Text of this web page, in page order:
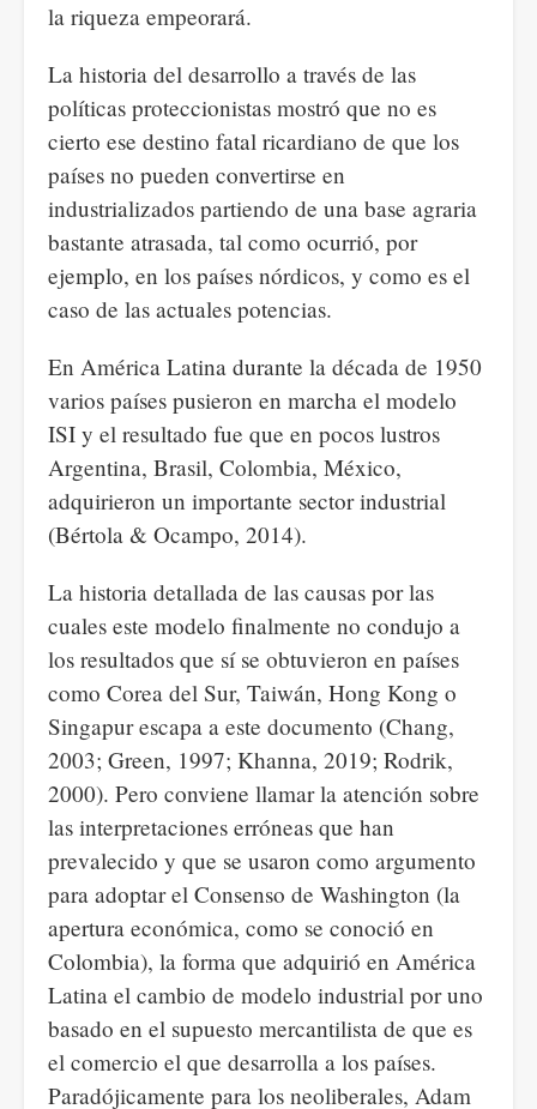
la riqueza empeorará.
La historia del desarrollo a través de las
políticas proteccionistas mostró que no es
cierto ese destino fatal ricardiano de que los
países no pueden convertirse en
industrializados partiendo de una base agraria
bastante atrasada, tal como ocurrió, por
ejemplo, en los países nórdicos, y como es el
caso de las actuales potencias.
En América Latina durante la década de 1950
varios países pusieron en marcha el modelo
ISI y el resultado fue que en pocos lustros
Argentina, Brasil, Colombia, México,
adquirieron un importante sector industrial
(Bértola & Ocampo, 2014).
La historia detallada de las causas por las
cuales este modelo finalmente no condujo a
los resultados que sí se obtuvieron en países
como Corea del Sur, Taiwán, Hong Kong o
Singapur escapa a este documento (Chang,
2003; Green, 1997; Khanna, 2019; Rodrik,
2000). Pero conviene llamar la atención sobre
las interpretaciones erróneas que han
prevalecido y que se usaron como argumento
para adoptar el Consenso de Washington (la
apertura económica, como se conoció en
Colombia), la forma que adquirió en América
Latina el cambio de modelo industrial por uno
basado en el supuesto mercantilista de que es
el comercio el que desarrolla a los países.
Paradójicamente para los neoliberales, Adam